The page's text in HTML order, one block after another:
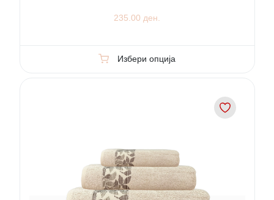
235.00 ден.
Избери опција